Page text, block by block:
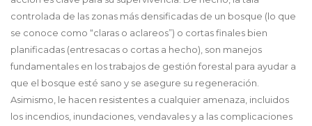
controlada de las zonas más densificadas de un bosque (lo que
se conoce como “claras o aclareos”) o cortas finales bien
planificadas (entresacas o cortas a hecho), son manejos
fundamentales en los trabajos de gestión forestal para ayudar a
que el bosque esté sano y se asegure su regeneración.
Asimismo, le hacen resistentes a cualquier amenaza, incluidos
los incendios, inundaciones, vendavales y a las complicaciones